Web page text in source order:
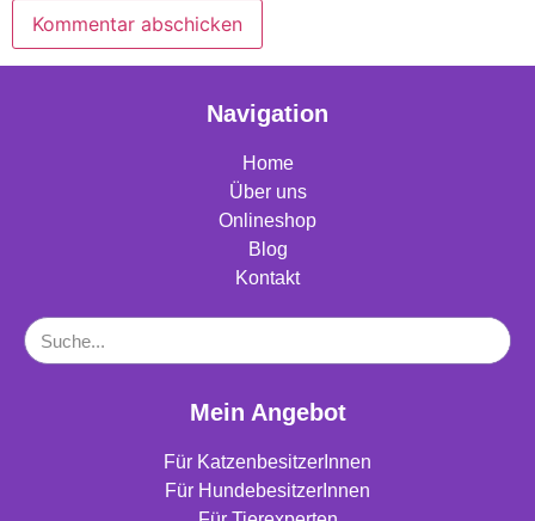
Navigation
Home
Über uns
Onlineshop
Blog
Kontakt
Mein Angebot
Für KatzenbesitzerInnen
Für HundebesitzerInnen